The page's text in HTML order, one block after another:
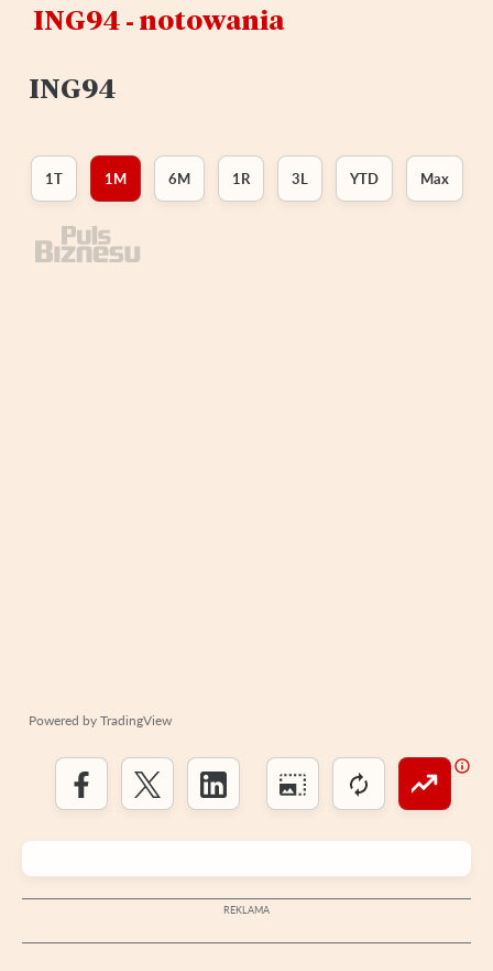
ING94 ‑ notowania
ING94
1T 1M 6M 1R 3L YTD Max
Powered by TradingView